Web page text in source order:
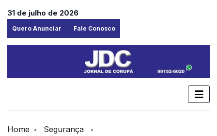
31 de julho de 2026
Quero Anunciar Fale Conosco
Home
Segurança